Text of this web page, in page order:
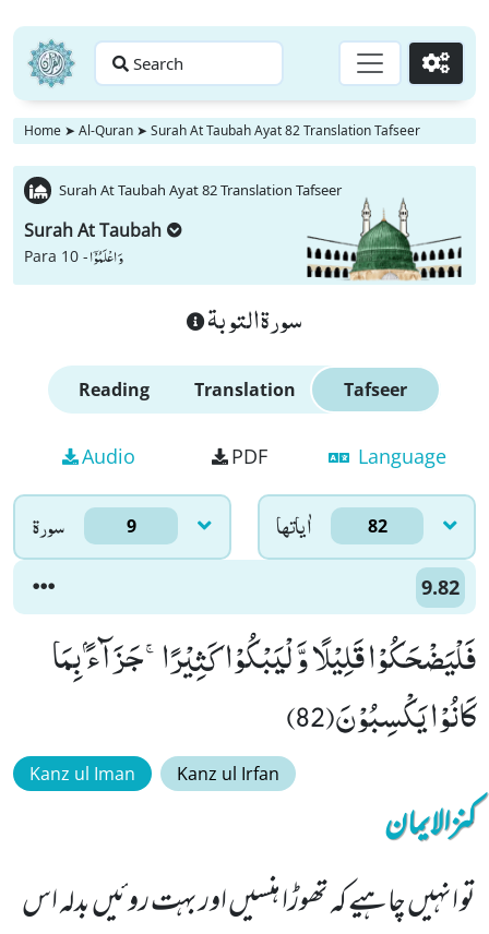
Search Go
Home ➤ Al-Quran ➤ Surah At Taubah Ayat 82 Translation Tafseer
Surah At Taubah Ayat 82 Translation Tafseer
Surah At Taubah
Para 10 -وَ اعْلَمُوْۤا
سورة التوبة
Reading Translation Tafseer
Audio PDF Language
سورۃ 9 اٰياتها 82
9.82
فَلْیَضْحَكُوْا قَلِیْلًا وَّ لْیَبْكُوْا كَثِیْرًاۚ-جَزَآءًۢ بِمَا
كَانُوْا یَكْسِبُوْنَ(82)
Kanz ul Iman Kanz ul Irfan
کنزالایمان
تو انہیں چاہیے کہ تھوڑا ہنسیں اور بہت روئیں بدلہ اس